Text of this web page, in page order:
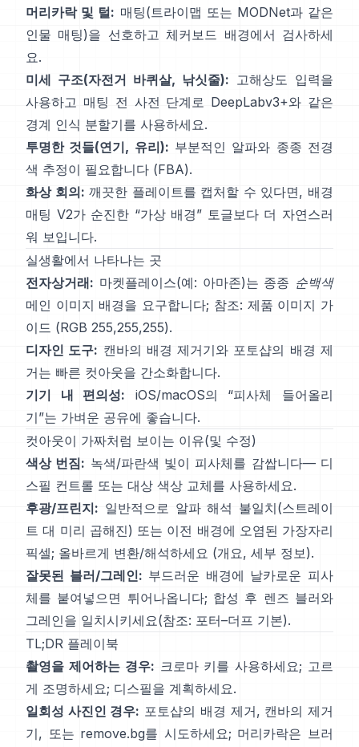
머리카락 및 털: 매팅(트라이맵 또는 MODNet과 같은
인물 매팅)을 선호하고 체커보드 배경에서 검사하세
요.
미세 구조(자전거 바퀴살, 낚싯줄): 고해상도 입력을
사용하고 매팅 전 사전 단계로 DeepLabv3+와 같은
경계 인식 분할기를 사용하세요.
투명한 것들(연기, 유리): 부분적인 알파와 종종 전경
색 추정이 필요합니다 (FBA).
화상 회의: 깨끗한 플레이트를 캡처할 수 있다면, 배경
매팅 V2가 순진한 “가상 배경” 토글보다 더 자연스러
워 보입니다.
실생활에서 나타나는 곳
전자상거래: 마켓플레이스(예: 아마존)는 종종 순백색
메인 이미지 배경을 요구합니다; 참조: 제품 이미지 가
이드 (RGB 255,255,255).
디자인 도구: 캔바의 배경 제거기와 포토샵의 배경 제
거는 빠른 컷아웃을 간소화합니다.
기기 내 편의성: iOS/macOS의 “피사체 들어올리
기”는 가벼운 공유에 좋습니다.
컷아웃이 가짜처럼 보이는 이유(및 수정)
색상 번짐: 녹색/파란색 빛이 피사체를 감쌉니다— 디
스필 컨트롤 또는 대상 색상 교체를 사용하세요.
후광/프린지: 일반적으로 알파 해석 불일치(스트레이
트 대 미리 곱해진) 또는 이전 배경에 오염된 가장자리
픽셀; 올바르게 변환/해석하세요 (개요, 세부 정보).
잘못된 블러/그레인: 부드러운 배경에 날카로운 피사
체를 붙여넣으면 튀어나옵니다; 합성 후 렌즈 블러와
그레인을 일치시키세요(참조: 포터–더프 기본).
TL;DR 플레이북
촬영을 제어하는 경우: 크로마 키를 사용하세요; 고르
게 조명하세요; 디스필을 계획하세요.
일회성 사진인 경우: 포토샵의 배경 제거, 캔바의 제거
기, 또는 remove.bg를 시도하세요; 머리카락은 브러